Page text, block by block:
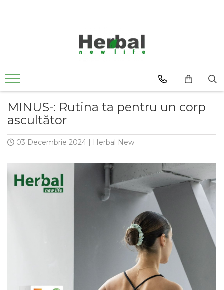
MINUS-: Rutina ta pentru un corp
ascultător
03 Decembrie 2024 | Herbal New